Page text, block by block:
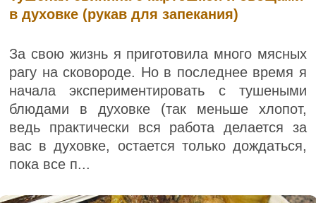
в духовке (рукав для запекания)
За свою жизнь я приготовила много мясных
рагу на сковороде. Но в последнее время я
начала экспериментировать с тушеными
блюдами в духовке (так меньше хлопот,
ведь практически вся работа делается за
вас в духовке, остается только дождаться,
пока все п...